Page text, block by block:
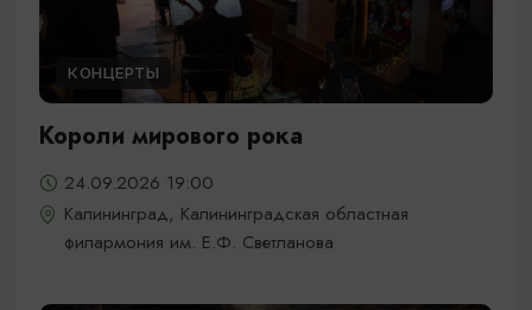
КОНЦЕРТЫ
Короли мирового рока
24.09.2026 19:00
Калининград, Калининградская областная
филармония им. Е.Ф. Светланова